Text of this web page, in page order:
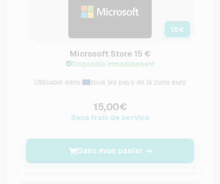
15€
Microsoft Store 15 €
Disponible immédiatement
Utilisable dans: tous les pays de la zone euro
15,00€
Sans frais de service
Dans mon panier